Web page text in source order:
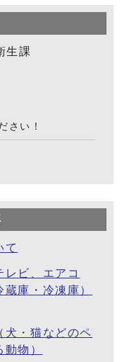
生課
さい！
て
ビ、エアコ
庫・冷凍庫）
犬・猫などのペ
物）